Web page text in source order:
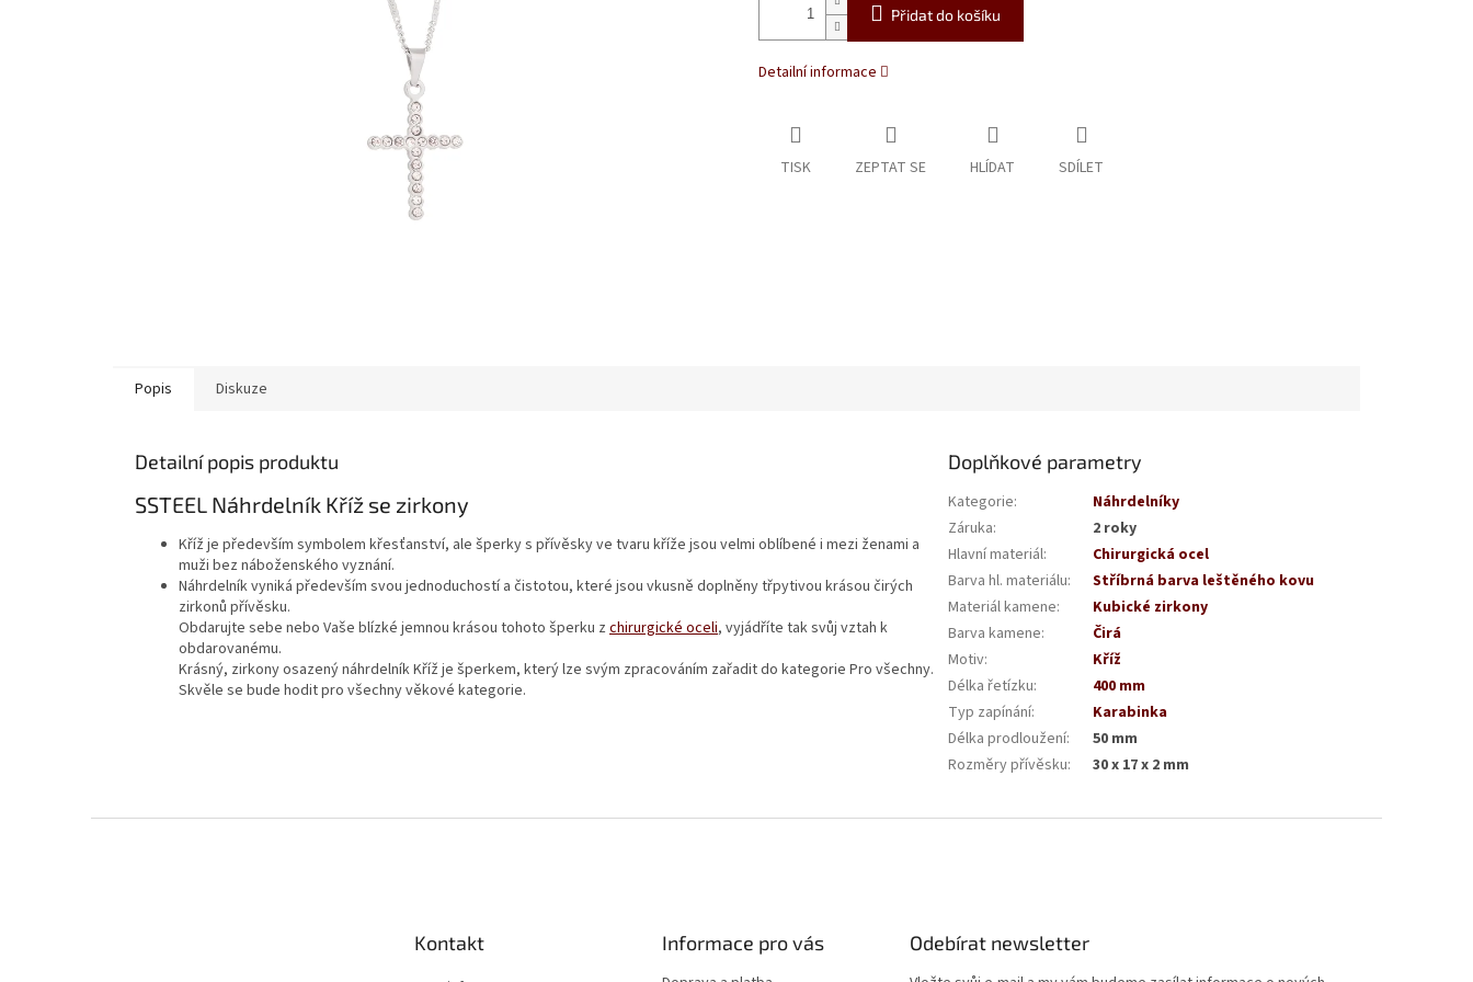
Přidat do košíku
Detailní informace
TISK ZEPTAT SE HLÍDAT SDÍLET
Popis Diskuze
Detailní popis produktu
SSTEEL Náhrdelník Kříž se zirkony
Kříž je především symbolem křesťanství, ale šperky s přívěsky ve tvaru kříže jsou velmi oblíbené i mezi ženami a
muži bez náboženského vyznání.
Náhrdelník vyniká především svou jednoduchostí a čistotou, které jsou vkusně doplněny třpytivou krásou čirých
zirkonů přívěsku.
Obdarujte sebe nebo Vaše blízké jemnou krásou tohoto šperku z chirurgické oceli, vyjádříte tak svůj vztah k
obdarovanému.
Krásný, zirkony osazený náhrdelník Kříž je šperkem, který lze svým zpracováním zařadit do kategorie Pro všechny.
Skvěle se bude hodit pro všechny věkové kategorie.
Doplňkové parametry
Kategorie:
Náhrdelníky
Záruka:
2 roky
Hlavní materiál:
Chirurgická ocel
Barva hl. materiálu:
Stříbrná barva leštěného kovu
Materiál kamene:
Kubické zirkony
Barva kamene:
Čirá
Motiv:
Kříž
Délka řetízku:
400 mm
Typ zapínání:
Karabinka
Délka prodloužení:
50 mm
Rozměry přívěsku: 30 x 17 x 2 mm
Kontakt Informace pro vás Odebírat newsletter